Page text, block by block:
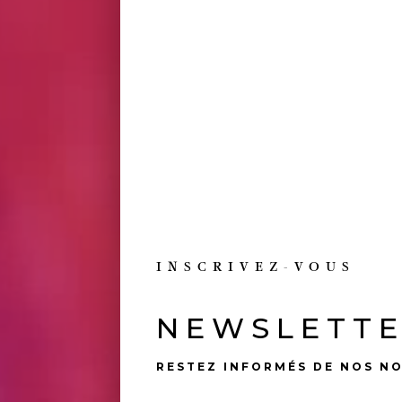
UNE
INSCRIVEZ-VOUS
RESTEZ INFORMÉS DE NOS